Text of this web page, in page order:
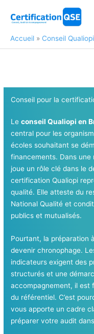
Accueil Conseil Qualiopi
Conseil pour la
Leconseil Qualiopi en
central pour les
écoles souhaitant se
financements. Dans une
joue un rôle clé dans le
certification Qualiopi
qualité. Elle atteste du
National Qualité et
publics et mutualisés.
Pourtant, la préparation
devenir chronophage.
indicateurs exigent des
structurés et une
accompagnement, il est
du référentiel. C’est
vous apporte un cadre
préparer votre audit